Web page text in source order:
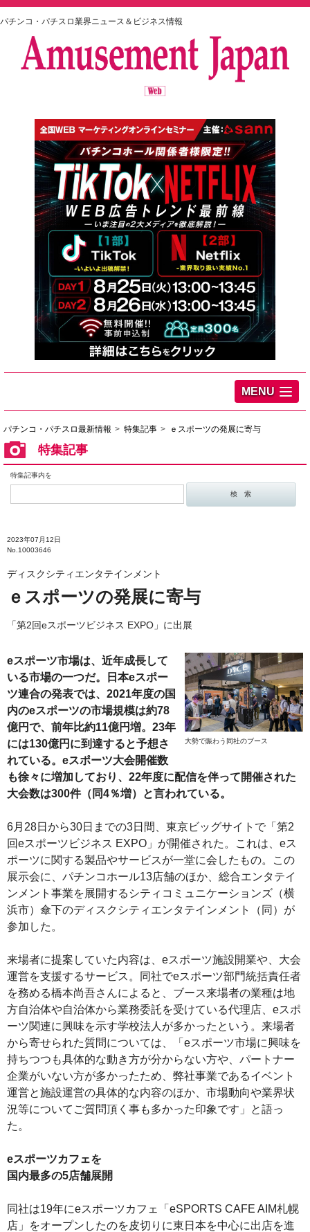
パチンコ・パチスロ業界ニュース＆ビジネス情報
MENU
パチンコ・パチスロ最新情報 特集記事 ｅスポーツの発展に寄与
特集記事
特集記事内を
2023年07月12日
No.10003646
ディスクシティエンタテインメント
ｅスポーツの発展に寄与
「第2回eスポーツビジネス EXPO」に出展
大勢で賑わう同社のブース
eスポーツ市場は、近年成長して
いる市場の一つだ。日本eスポー
ツ連合の発表では、2021年度の国
内のeスポーツの市場規模は約78
億円で、前年比約11億円増。23年
には130億円に到達すると予想さ
れている。eスポーツ大会開催数
も徐々に増加しており、22年度に配信を伴って開催された
大会数は300件（同4％増）と言われている。
6月28日から30日までの3日間、東京ビッグサイトで「第2
回eスポーツビジネス EXPO」が開催された。これは、eス
ポーツに関する製品やサービスが一堂に会したもの。この
展示会に、パチンコホール13店舗のほか、総合エンタテイ
ンメント事業を展開するシティコミュニケーションズ（横
浜市）傘下のディスクシティエンタテインメント（同）が
参加した。
来場者に提案していた内容は、eスポーツ施設開業や、大会
運営を支援するサービス。同社でeスポーツ部門統括責任者
を務める橋本尚吾さんによると、ブース来場者の業種は地
方自治体や自治体から業務委託を受けている代理店、eスポ
ーツ関連に興味を示す学校法人が多かったという。来場者
から寄せられた質問については、「eスポーツ市場に興味を
持ちつつも具体的な動き方が分からない方や、パートナー
企業がいない方が多かったため、弊社事業であるイベント
運営と施設運営の具体的な内容のほか、市場動向や業界状
況等についてご質問頂く事も多かった印象です」と語っ
た。
eスポーツカフェを
国内最多の5店舗展開
同社は19年にeスポーツカフェ「eSPORTS CAFE AIM札幌
店」をオープンしたのを皮切りに東日本を中心に出店を進